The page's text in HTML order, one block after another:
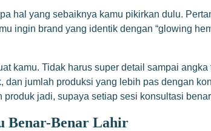
hal yang sebaiknya kamu pikirkan dulu.
ingin brand yang identik dengan “glowing
kamu. Tidak harus super detail sampai
dan jumlah produksi yang lebih pas dengan
jadi, supaya setiap sesi konsultasi
Benar-Benar Lahir